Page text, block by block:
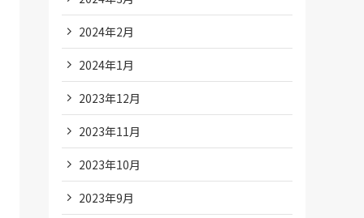
2024年2月
2024年1月
2023年12月
2023年11月
2023年10月
2023年9月